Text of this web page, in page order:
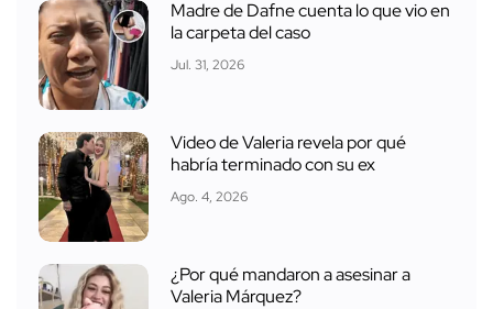
Madre de Dafne cuenta lo que vio en
la carpeta del caso
Jul. 31, 2026
Video de Valeria revela por qué
habría terminado con su ex
Ago. 4, 2026
¿Por qué mandaron a asesinar a
Valeria Márquez?